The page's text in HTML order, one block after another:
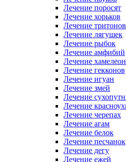
Лечение поросят
Лечение хорьков
Лечение тритонов
Лечение лягушек
Лечение рыбок
Лечение амфибий
Лечение
Лечение гекконов
Лечение игуан
Лечение змей
Лечение
Лечение
Лечение черепах
Лечение агам
Лечение белок
Лечение песчанок
Лечение дегу
Лечение ежей